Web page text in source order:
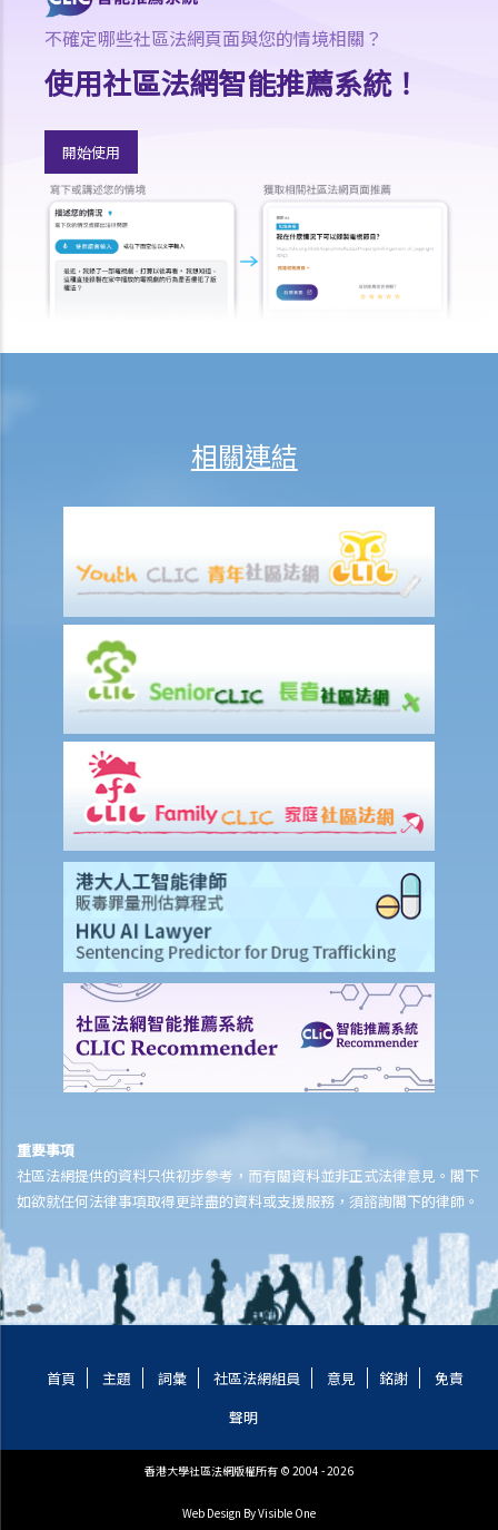
的 (Luvpa Ltd 訴 Honor City HK Pharmacy Ltd)
1. 為何必須確定物業的主要用途，例如「住宅」或「非住宅」用途，以
及如何確定？
2.我的租客把租給他的住宅物業用作商業用途（用作辦公室）。此等行
為會否影響我作為業主的權益或使我負上任何責任？假若租客在物業內
進行刑事性的活動，我可能會面對甚麼問題？
3. 我租住一個大廈單位，鄰居每在深夜時分大唱卡啦OK，擾人清夢。我
向大廈管理處投訴，得到的答覆卻指出：由於我只是租客而不是物業擁
有人，所以大廈公契沒有賦予我任何權利，因而無權作出投訴。這是否
6. 我是工業單位的租客。我和業主在簽訂租約時的共識是我會租用該物
按揭物業
所立的租約並未取得其同意，故要求我遷出，我可以怎樣做？
維修／保養的責任
1. 一般來說，誰應負責維修及保養物業？
判決摘要：業主有權進入物業進行維修並不代表有責任為租客進行維修
（梁慧玲 訴 創基工程有限公司）
2. 如果出租物業發生火警，業主因而蒙受損失，業主可否向租客索償？
在租期完結前以通知方式終止租賃（沒有違約）
1. 我以三年租期把物業租出，還有兩年才期滿，但我發覺鄰近物業的租
金最近大幅上升。我可否與租客終止現有的租賃，以便把物業以更高租
金出租？
2. 我最近與業主簽訂了租約，但在搬入之前，業主說他不想出租給我
了。業主終止了租約，並拒絕讓我入住。我認為租約的條款對我來說是
上算的交易，我亦很喜歡這個物業。儘管業主已違約，我是否可以要求
法庭強迫業主以最初的條款將物業出租給我？
3. 我以三年租期租用一物業，還有兩年才期滿，但我發覺鄰近物業的租
4. 我以三年租期租用一物業。結果，我在裝修和購買適合物業尺寸和佈
局的家具上花了相當多的錢。然而，業主依賴中斷租期條款，在第二年
開始時向我發出遷出通知書。與此同時，業主威脅我，如果我想留下
來，我必須在剩餘的租期內支付額外的租金，否則我必須自費將物業恢
復原狀。這是否公平？我可以向業主申索賠償嗎？
5. 怎樣計算終止租賃時的通知期？如果通知期訂明為一個月，是從通知
6. 我的鄰居每天晚上都製造大量噪音。我和子女都難以入睡。我有權提
出終止租約嗎？
7. 我租用了一個有露台的單位卻發現露台原來是僭建物。後來業主將露
台拆除。我可否終止租約？
判決摘要1：租客交還鎖匙給業主這個單一事實本身並不足以完結租賃
（High Yield Ltd 訴 Home Essentials (HK) Ltd）
不確定哪些社區法網頁面與您的情境相關？
使用社區法網智能推薦系統！
開始使用
相關連結
重要事項
社區法網提供的資料只供初步參考，而有關資料並非正式法律意見。閣下
如欲就任何法律事項取得更詳盡的資料或支援服務，須諮詢閣下的律師。
首頁 主題 詞彙 社區法網組員 意見 銘謝
免責
聲明
香港大學社區法網版權所有 © 2004 - 2026
Web Design By Visible One